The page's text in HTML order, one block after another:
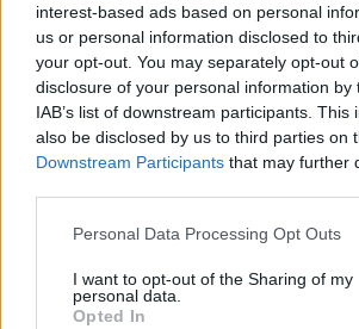
interest-based ads based on personal
us or personal information disclosed to
your opt-out. You may separately opt-out
disclosure of your personal information by
IAB’s list of downstream participants. This
also be disclosed by us to third parties on
Downstream Participants that may further
Personal Data Processing Opt Outs
I want to opt-out of the Sharing of my
personal data.
Opted In
Property Investment Forum 2026A
legnagyobb üzleti és networking
alkalommal!Információ és
kerület polgármestere bejelentette, hogy
született a Fővárosi Önkormányzattal a
7. szám alatti ingatlan jövőjéről,
KEDVES OLVASÓNK!
A keresett cikk a portfolio.hu